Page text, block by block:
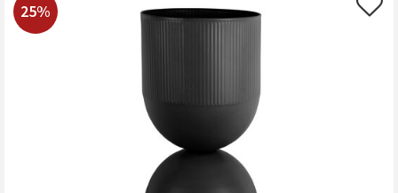
25%